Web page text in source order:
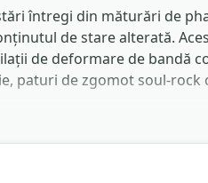
întregi din măturări de
de stare alterată.
de deformare de bandă
paturi de zgomot soul-rock
piese pop psihedelic
atmosferă sub dialog în